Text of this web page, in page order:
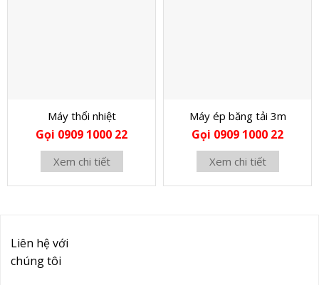
Máy thổi nhiệt
Gọi 0909 1000 22
Xem chi tiết
Máy ép băng tải 3m
Gọi 0909 1000 22
Xem chi tiết
Liên hệ với
chúng tôi